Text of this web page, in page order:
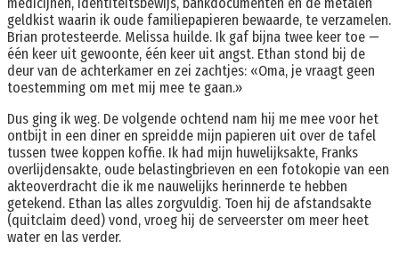
geldkist waarin ik oude familiepapieren bewaarde, te verzamelen.
Brian protesteerde. Melissa huilde. Ik gaf bijna twee keer toe —
één keer uit gewoonte, één keer uit angst. Ethan stond bij de
deur van de achterkamer en zei zachtjes: «Oma, je vraagt geen
toestemming om met mij mee te gaan.»
Dus ging ik weg. De volgende ochtend nam hij me mee voor het
ontbijt in een diner en spreidde mijn papieren uit over de tafel
tussen twee koppen koffie. Ik had mijn huwelijksakte, Franks
overlijdensakte, oude belastingbrieven en een fotokopie van een
akteoverdracht die ik me nauwelijks herinnerde te hebben
getekend. Ethan las alles zorgvuldig. Toen hij de afstandsakte
(quitclaim deed) vond, vroeg hij de serveerster om meer heet
water en las verder.